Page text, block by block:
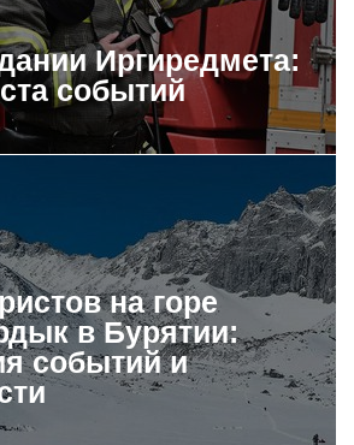
Иргиредмета:
событий
на горе
в Бурятии:
событий и